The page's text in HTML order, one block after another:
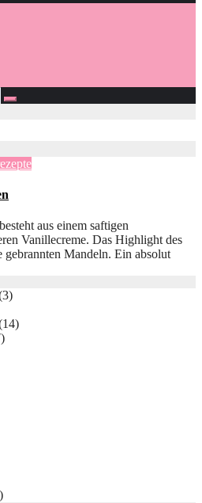
aus einem saftigen
Vanillecreme. Das Highlight des
Mandeln. Ein absolut